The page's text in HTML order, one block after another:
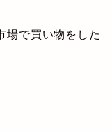
場で買い物をした